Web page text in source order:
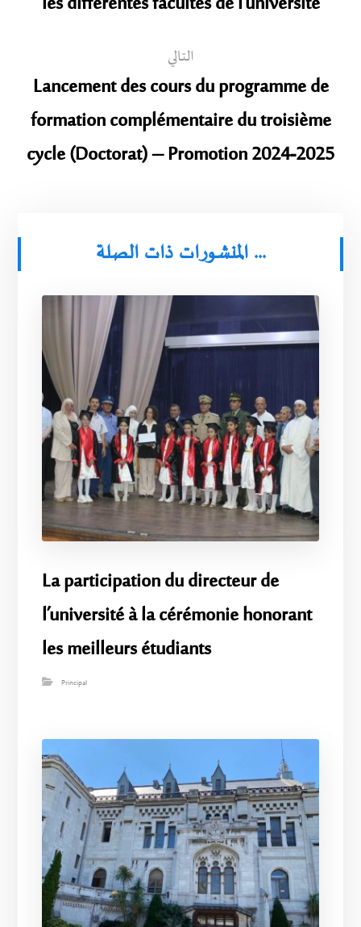
التالي
Lancement des cours du programme de
formation complémentaire du troisième
cycle (Doctorat) – Promotion 2024-2025
المنشورات ذات الصلة ...
La participation du directeur de
l’université à la cérémonie honorant
les meilleurs étudiants
Principal